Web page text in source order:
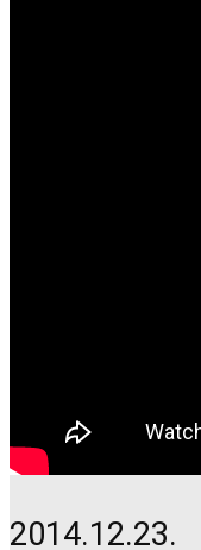
2014.12.23.